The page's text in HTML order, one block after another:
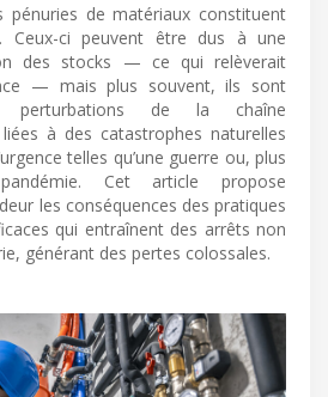
pénuries de matériaux constituent
Ceux-ci peuvent être dus à une
des stocks — ce qui relèverait
— mais plus souvent, ils sont
de la chaîne
liées à des catastrophes naturelles
telles qu’une guerre ou, plus
Cet article propose
les conséquences des pratiques
qui entraînent des arrêts non
générant des pertes colossales.